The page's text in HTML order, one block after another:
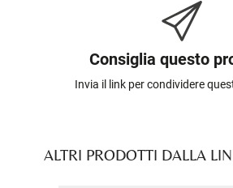
Consiglia questo
Invia il link per condividere
ALTRI PRODOTTI DALLA